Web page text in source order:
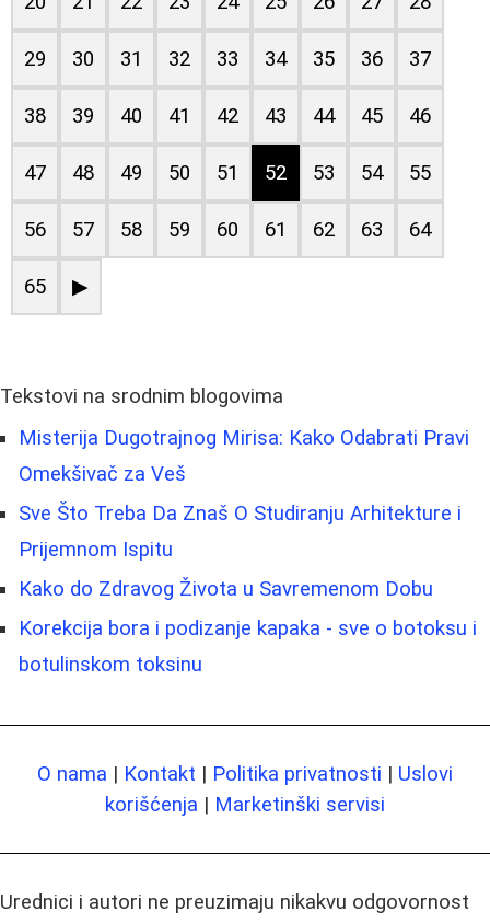
29 30 31 32 33 34 35 36 37
38 39 40 41 42 43 44 45 46
47 48 49 50 51 52 53 54 55
56 57 58 59 60 61 62 63 64
65 ▶
Tekstovi na srodnim blogovima
Misterija Dugotrajnog Mirisa: Kako Odabrati Pravi
Omekšivač za Veš
Sve Što Treba Da Znaš O Studiranju Arhitekture i
Prijemnom Ispitu
Kako do Zdravog Života u Savremenom Dobu
Korekcija bora i podizanje kapaka - sve o botoksu i
botulinskom toksinu
O nama | Kontakt | Politika privatnosti | Uslovi
korišćenja | Marketinški servisi
Urednici i autori ne preuzimaju nikakvu odgovornost